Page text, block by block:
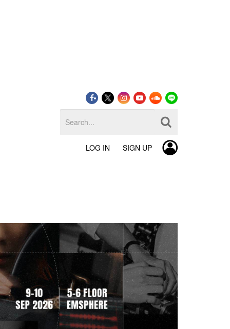
LOG IN SIGN UP